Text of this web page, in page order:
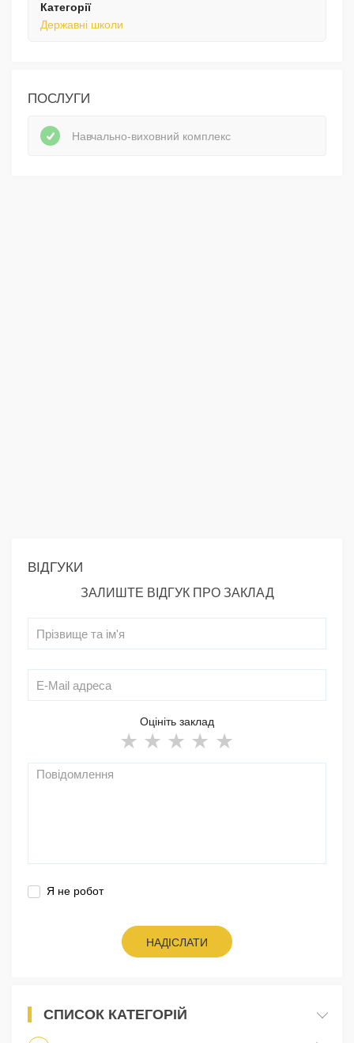
Категорії
Державні школи
ПОСЛУГИ
Навчально-виховний комплекс
ВІДГУКИ
ЗАЛИШТЕ ВІДГУК ПРО ЗАКЛАД
Оцініть заклад
Я не робот
НАДІСЛАТИ
СПИСОК КАТЕГОРІЙ